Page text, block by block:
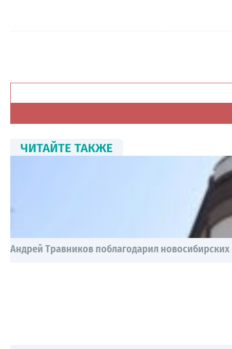
ЧИТАЙТЕ ТАКЖЕ
Андрей Травников поблагодарил